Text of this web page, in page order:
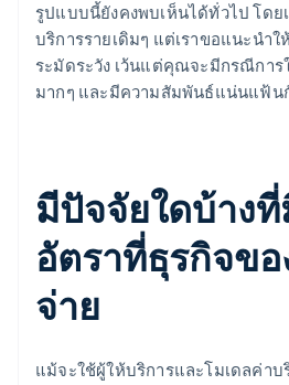
รูปแบบนี้ยังคงพบเห็นได้ทั่วไป โดย
บริการรายเดิมๆ แต่เราขอแนะนำ
ระมัดระวัง เว้นแต่คุณจะมีกรณีการ
มากๆ และมีความสัมพันธ์แน่นแฟ้น
มีปัจจัยใดบ้าง
อัตราที่ธุรกิจข
จ่าย
แม้จะใช้ผู้ให้บริการและโมเดลค่า